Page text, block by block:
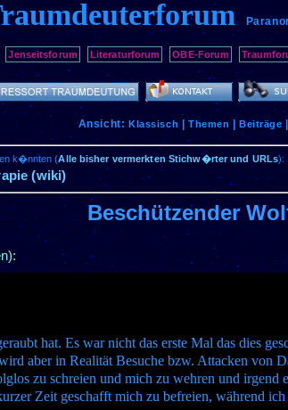
Jenseitsforum Literaturforum OBE-Forum
Ansicht:Klassisch Themen |Beiträge
k�nnten (Alle bisher vermerkten Stichw�rter und URLs):
(wiki)
Beschützender
hat. Es war nicht das erste Mal das dies
aber in Realität Besuche bzw. Attacken von
zu schreien und mich zu wehren und
Zeit geschafft mich zu befreien, während